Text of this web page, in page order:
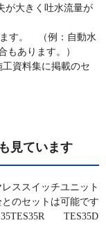
が大きく吐水流量が
す。 （例：自動水
もあります。）
資料集に掲載のセ
見ています
ススイッチユニット
のセットは可能です
TES35D